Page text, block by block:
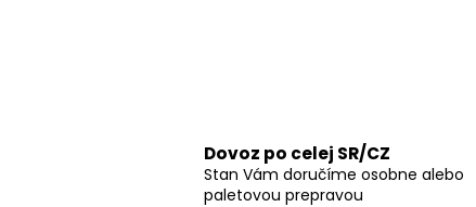
Dovoz po celej SR/CZ
Stan Vám doručíme osobne alebo
paletovou prepravou